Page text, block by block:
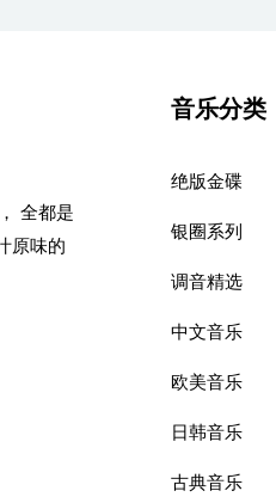
全都是
原味的
音乐分类
绝版金碟
银圈系列
调音精选
中文音乐
欧美音乐
日韩音乐
古典音乐